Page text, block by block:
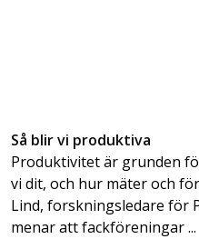
Så blir vi produktiva
Produktivitet är grunden
vi dit, och hur mäter och
Lind, forskningsledare för
menar att fackföreningar ...